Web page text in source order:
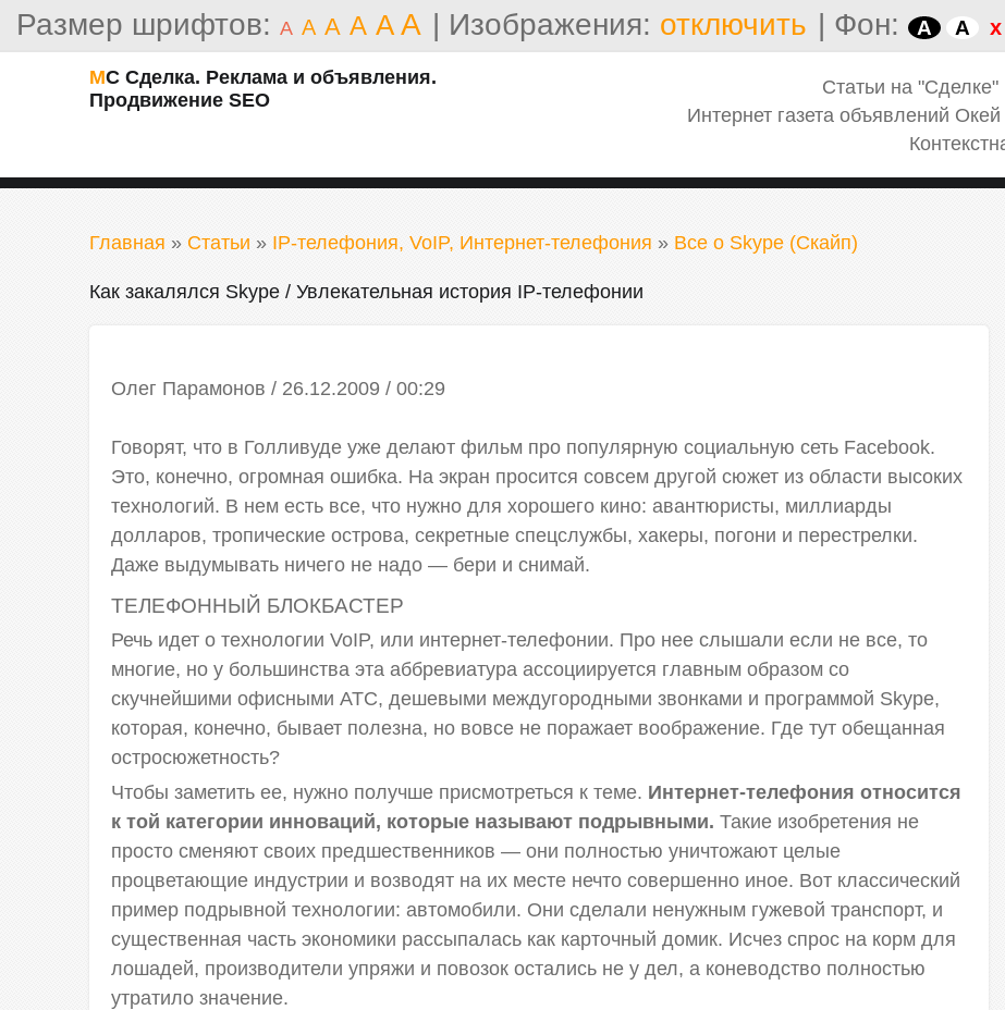
Размер шрифтов: A A A A A A | Изображения: отключить | Фон: A A x
МС Сделка. Реклама и объявления.
Продвижение SEO
Статьи на "Сделке"
Интернет газета объявлений
Главная » Статьи » IP-телефония, VoIP, Интернет-телефония » Все о Skype (Скайп)
Как закалялся Skype / Увлекательная история IP-телефонии
Олег Парамонов / 26.12.2009 / 00:29
Говорят, что в Голливуде уже делают фильм про популярную социальную сеть Facebook.
Это, конечно, огромная ошибка. На экран просится совсем другой сюжет из области высоких
технологий. В нем есть все, что нужно для хорошего кино: авантюристы, миллиарды
долларов, тропические острова, секретные спецслужбы, хакеры, погони и перестрелки.
Даже выдумывать ничего не надо — бери и снимай.
ТЕЛЕФОННЫЙ БЛОКБАСТЕР
Речь идет о технологии VoIP, или интернет-телефонии. Про нее слышали если не все, то
многие, но у большинства эта аббревиатура ассоциируется главным образом со
скучнейшими офисными АТС, дешевыми междугородными звонками и программой Skype,
которая, конечно, бывает полезна, но вовсе не поражает воображение. Где тут обещанная
остросюжетность?
Чтобы заметить ее, нужно получше присмотреться к теме. Интернет-телефония относится
к той категории инноваций, которые называют подрывными. Такие изобретения не
просто сменяют своих предшественников — они полностью уничтожают целые
процветающие индустрии и возводят на их месте нечто совершенно иное. Вот классический
пример подрывной технологии: автомобили. Они сделали ненужным гужевой транспорт, и
существенная часть экономики рассыпалась как карточный домик. Исчез спрос на корм для
лошадей, производители упряжи и повозок остались не у дел, а коневодство полностью
утратило значение.